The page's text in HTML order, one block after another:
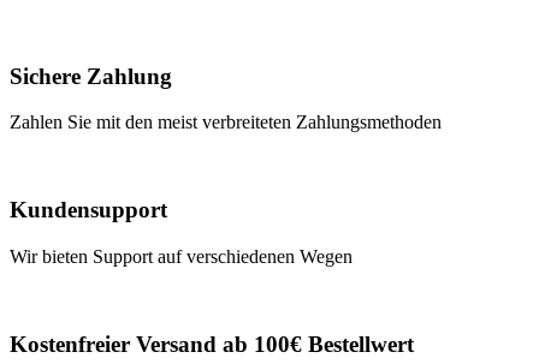
Sichere Zahlung
Zahlen Sie mit den meist verbreiteten Zahlungsmethoden
Kundensupport
Wir bieten Support auf verschiedenen Wegen
Kostenfreier Versand ab 100€ Bestellwert